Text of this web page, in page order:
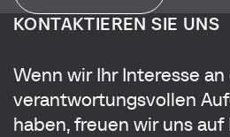
KONTAKTIEREN SIE UNS
Wenn wir Ihr Interesse
verantwortungsvollen
haben, freuen wir uns auf